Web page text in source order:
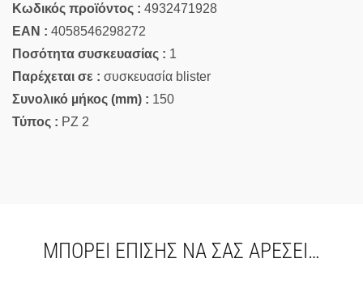
Κωδικός προϊόντος : 4932471928
EAN : 4058546298272
Ποσότητα συσκευασίας : 1
Παρέχεται σε : συσκευασία blister
Συνολικό µήκος (mm) : 150
Τύπος : PZ 2
ΜΠΟΡΕΊ ΕΠΊΣΗΣ ΝΑ ΣΑΣ ΑΡΈΣΕΙ…